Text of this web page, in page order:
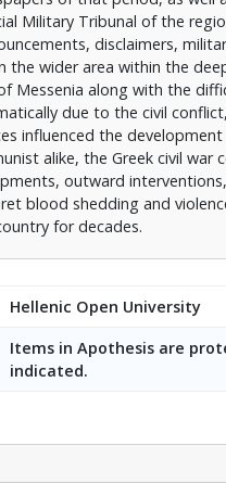
Military Tribunal of the
disclaimers,
wider area within the
Messenia along with the
due to the civil
influenced the
alike, the Greek civil
outward
blood shedding and
for decades.
Hellenic Open University
Items in Apothesis are
indicated.